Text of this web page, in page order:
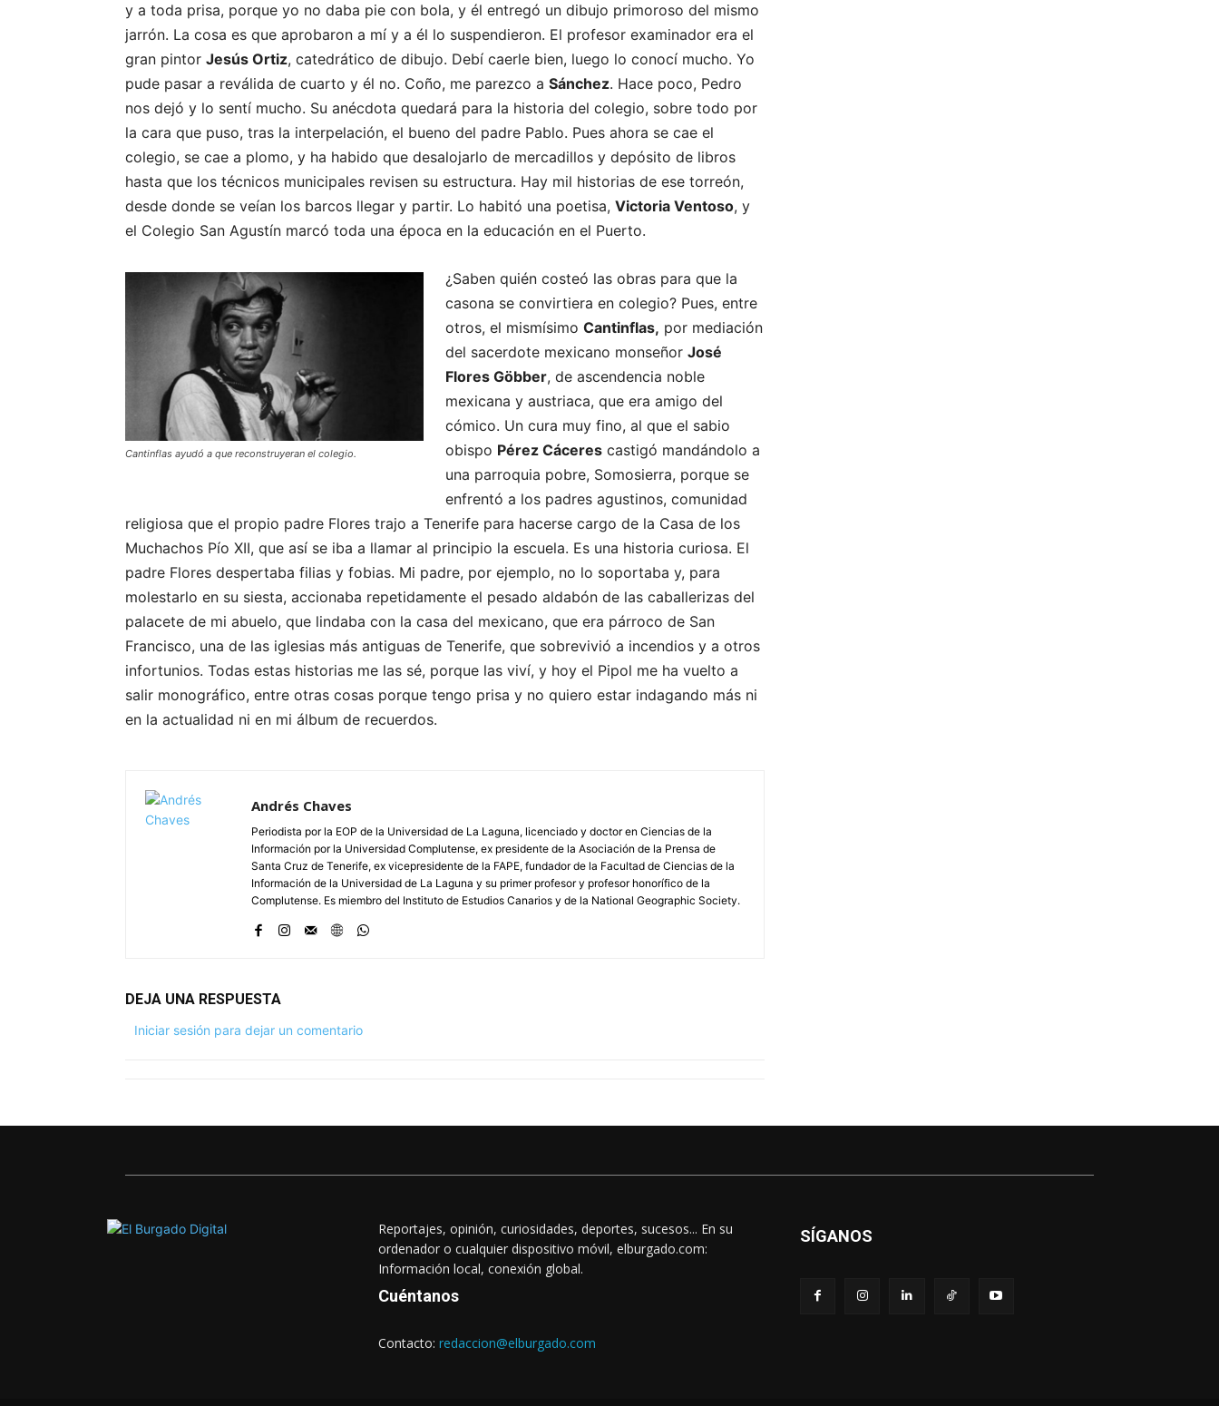
y a toda prisa, porque yo no daba pie con bola, y él entregó un dibujo primoroso del mismo
jarrón. La cosa es que aprobaron a mí y a él lo suspendieron. El profesor examinador era el
gran pintor Jesús Ortiz, catedrático de dibujo. Debí caerle bien, luego lo conocí mucho. Yo
pude pasar a reválida de cuarto y él no. Coño, me parezco a Sánchez. Hace poco, Pedro
nos dejó y lo sentí mucho. Su anécdota quedará para la historia del colegio, sobre todo por
la cara que puso, tras la interpelación, el bueno del padre Pablo. Pues ahora se cae el
colegio, se cae a plomo, y ha habido que desalojarlo de mercadillos y depósito de libros
hasta que los técnicos municipales revisen su estructura. Hay mil historias de ese torreón,
desde donde se veían los barcos llegar y partir. Lo habitó una poetisa, Victoria Ventoso, y
el Colegio San Agustín marcó toda una época en la educación en el Puerto.
Cantinflas ayudó a que reconstruyeran el colegio.
¿Saben quién costeó las obras para que la
casona se convirtiera en colegio? Pues, entre
otros, el mismísimo Cantinflas, por mediación
del sacerdote mexicano monseñor José
Flores Göbber, de ascendencia noble
mexicana y austriaca, que era amigo del
cómico. Un cura muy fino, al que el sabio
obispo Pérez Cáceres castigó mandándolo a
una parroquia pobre, Somosierra, porque se
enfrentó a los padres agustinos, comunidad
religiosa que el propio padre Flores trajo a Tenerife para hacerse cargo de la Casa de los
Muchachos Pío XII, que así se iba a llamar al principio la escuela. Es una historia curiosa. El
padre Flores despertaba filias y fobias. Mi padre, por ejemplo, no lo soportaba y, para
molestarlo en su siesta, accionaba repetidamente el pesado aldabón de las caballerizas del
palacete de mi abuelo, que lindaba con la casa del mexicano, que era párroco de San
Francisco, una de las iglesias más antiguas de Tenerife, que sobrevivió a incendios y a otros
infortunios. Todas estas historias me las sé, porque las viví, y hoy el Pipol me ha vuelto a
salir monográfico, entre otras cosas porque tengo prisa y no quiero estar indagando más ni
en la actualidad ni en mi álbum de recuerdos.
Andrés Chaves
Periodista por la EOP de la Universidad de La Laguna, licenciado y doctor en Ciencias de la
Información por la Universidad Complutense, ex presidente de la Asociación de la Prensa de
Santa Cruz de Tenerife, ex vicepresidente de la FAPE, fundador de la Facultad de Ciencias de la
Información de la Universidad de La Laguna y su primer profesor y profesor honorífico de la
Complutense. Es miembro del Instituto de Estudios Canarios y de la National Geographic Society.
DEJA UNA RESPUESTA
Iniciar sesión para dejar un comentario
Reportajes, opinión, curiosidades, deportes, sucesos... En su
ordenador o cualquier dispositivo móvil, elburgado.com:
Información local, conexión global.
Cuéntanos
Contacto: redaccion@elburgado.com
SÍGANOS